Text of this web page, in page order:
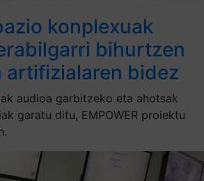
konplexuak
bihurtzen
artifizialaren bidez
audioa garbitzeko eta ahotsak
garatu ditu, EMPOWER proiektu